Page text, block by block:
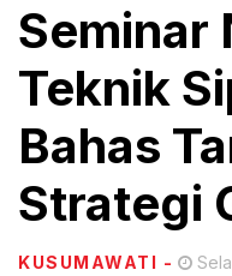
Seminar
Teknik
Bahas
Strategi
KUSUMAWATI -